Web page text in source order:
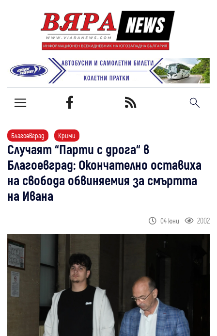
Благоевград Крими
Случаят “Парти с дрога“ в
Благоевград: Окончателно оставиха
на свобода обвиняемия за смъртта
на Ивана
04 юни 2002